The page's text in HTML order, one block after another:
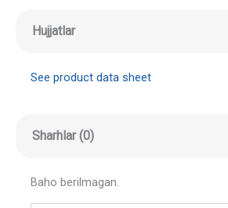
Hujjatlar
See product data sheet
Sharhlar (0)
Baho berilmagan.